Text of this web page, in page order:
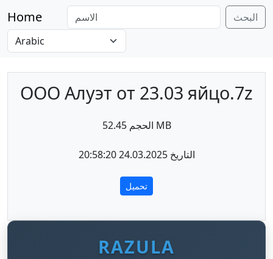
Home البحث
ООО Алуэт от 23.03 яйцо.7z
الحجم 52.45 MB
التاريخ 24.03.2025 20:58:20
تحميل
RAZULA